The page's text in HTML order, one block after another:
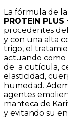
La fórmula de la
PROTEIN PLUS
procedentes
y con una alta
trigo, el
actuando como
de la cutícula,
elasticidad,
humedad.
agentes
manteca de
y evitando su